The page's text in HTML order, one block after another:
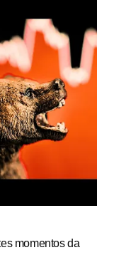
momentos da